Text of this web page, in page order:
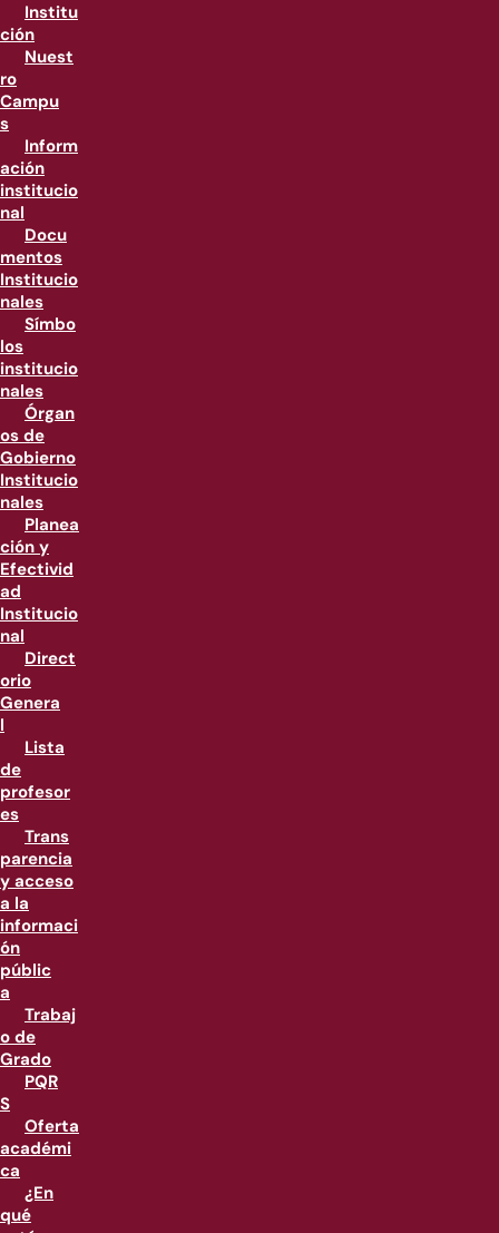
Institu
ción
Nuest
ro
Campu
s
Inform
ación
institucio
nal
Docu
mentos
Institucio
nales
Símbo
los
institucio
nales
Órgan
os de
Gobierno
Institucio
nales
Planea
ción y
Efectivid
ad
Institucio
nal
Direct
orio
Genera
l
Lista
de
profesor
es
Trans
parencia
y acceso
a la
informaci
ón
públic
a
Trabaj
o de
Grado
PQR
S
Oferta
académi
ca
¿En
qué